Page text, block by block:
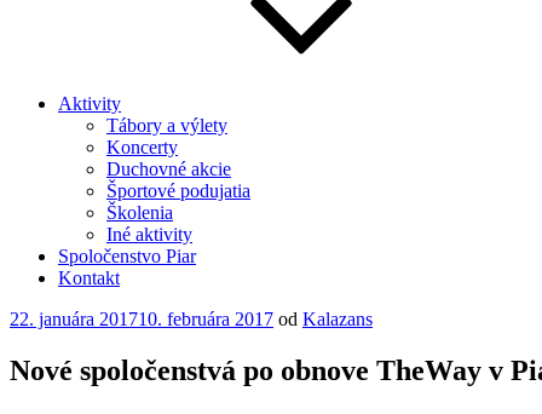
Aktivity
Tábory a výlety
Koncerty
Duchovné akcie
Športové podujatia
Školenia
Iné aktivity
Spoločenstvo Piar
Kontakt
Publikované
22. januára 201710. februára 2017 od Kalazans
Nové spoločenstvá po obnove TheWay v